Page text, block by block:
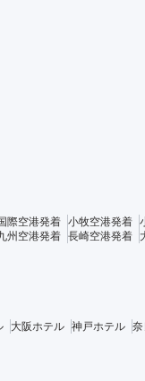
際空港発着 小牧空港発着
州空港発着 長崎空港発着
大阪ホテル 神戸ホテル